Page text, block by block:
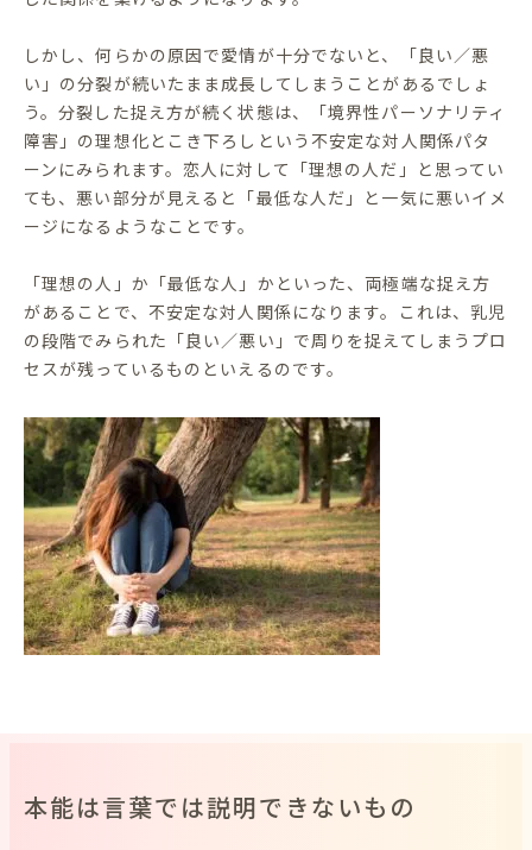
しかし、何らかの原因で愛情が十分でないと、「良い／悪
い」の分裂が続いたまま成長してしまうことがあるでしょ
う。分裂した捉え方が続く状態は、「境界性パーソナリティ
障害」の理想化とこき下ろしという不安定な対人関係パタ
ーンにみられます。恋人に対して「理想の人だ」と思ってい
ても、悪い部分が見えると「最低な人だ」と一気に悪いイメ
ージになるようなことです。
「理想の人」か「最低な人」かといった、両極端な捉え方
があることで、不安定な対人関係になります。これは、乳児
の段階でみられた「良い／悪い」で周りを捉えてしまうプロ
セスが残っているものといえるのです。
本能は言葉では説明できないもの